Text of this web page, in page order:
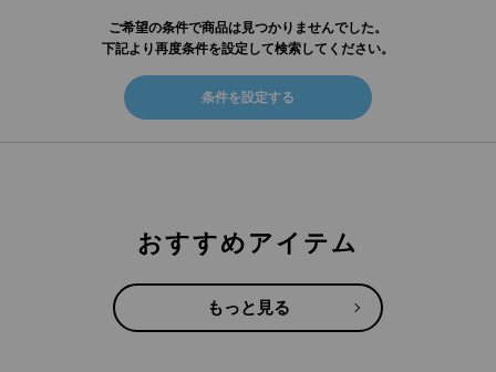
ご希望の条件で商品は見つかりませんでした。
下記より再度条件を設定して検索してください。
条件を設定する
おすすめアイテム
もっと見る